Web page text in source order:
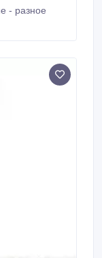
- разное